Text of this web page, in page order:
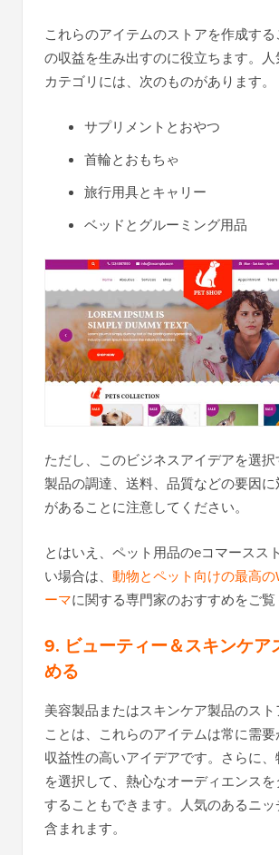
これらのアイテムのストアを作成する
の収益を生み出すのに役立ちます。
カテゴリには、次のものがあります。
サプリメントとおやつ
首輪とおもちゃ
旅行用具とキャリー
ベッドとグルーミング用品
ただし、このビジネスアイデアを選択
製品の調達、送料、品質などの要因
があることに注意してください。
とはいえ、ペット用品のeコマースス
い場合は、 動物とペット向けの最高の
ーマに関する専門家のおすすめをご覧
9. ビューティー＆スキンケア
める
美容製品またはスキンケア製品のス
ことは、これらのアイテムは常に需要
収益性の高いアイデアです。さらに
を選択して、熱心なオーディエンス
することもできます。人気のあるニ
含まれます。